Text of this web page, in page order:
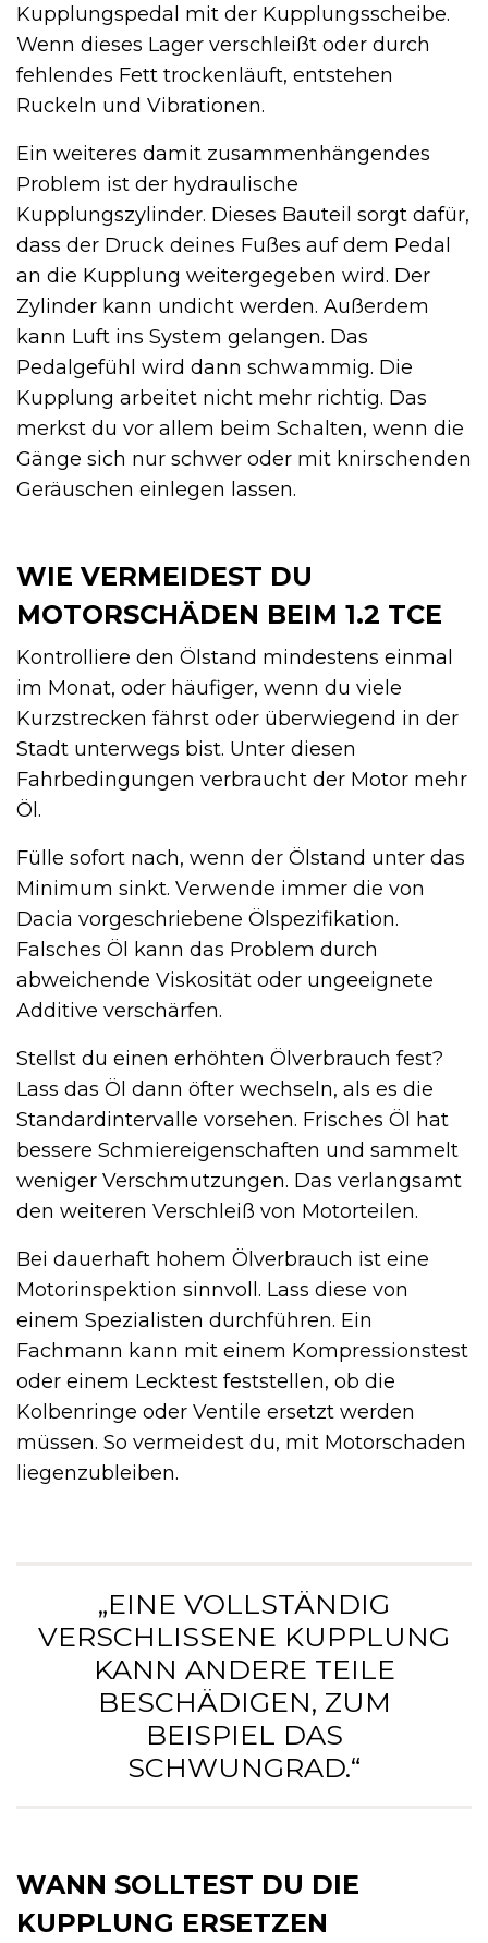
Kupplungspedal mit der Kupplungsscheibe.
Wenn dieses Lager verschleißt oder durch
fehlendes Fett trockenläuft, entstehen
Ruckeln und Vibrationen.
Ein weiteres damit zusammenhängendes
Problem ist der hydraulische
Kupplungszylinder. Dieses Bauteil sorgt dafür,
dass der Druck deines Fußes auf dem Pedal
an die Kupplung weitergegeben wird. Der
Zylinder kann undicht werden. Außerdem
kann Luft ins System gelangen. Das
Pedalgefühl wird dann schwammig. Die
Kupplung arbeitet nicht mehr richtig. Das
merkst du vor allem beim Schalten, wenn die
Gänge sich nur schwer oder mit knirschenden
Geräuschen einlegen lassen.
WIE VERMEIDEST DU
MOTORSCHÄDEN BEIM 1.2 TCE
Kontrolliere den Ölstand mindestens einmal
im Monat, oder häufiger, wenn du viele
Kurzstrecken fährst oder überwiegend in der
Stadt unterwegs bist. Unter diesen
Fahrbedingungen verbraucht der Motor mehr
Öl.
Fülle sofort nach, wenn der Ölstand unter das
Minimum sinkt. Verwende immer die von
Dacia vorgeschriebene Ölspezifikation.
Falsches Öl kann das Problem durch
abweichende Viskosität oder ungeeignete
Additive verschärfen.
Stellst du einen erhöhten Ölverbrauch fest?
Lass das Öl dann öfter wechseln, als es die
Standardintervalle vorsehen. Frisches Öl hat
bessere Schmiereigenschaften und sammelt
weniger Verschmutzungen. Das verlangsamt
den weiteren Verschleiß von Motorteilen.
Bei dauerhaft hohem Ölverbrauch ist eine
Motorinspektion sinnvoll. Lass diese von
einem Spezialisten durchführen. Ein
Fachmann kann mit einem Kompressionstest
oder einem Lecktest feststellen, ob die
Kolbenringe oder Ventile ersetzt werden
müssen. So vermeidest du, mit Motorschaden
liegenzubleiben.
„EINE VOLLSTÄNDIG
VERSCHLISSENE KUPPLUNG
KANN ANDERE TEILE
BESCHÄDIGEN, ZUM
BEISPIEL DAS
SCHWUNGRAD.“
WANN SOLLTEST DU DIE
KUPPLUNG ERSETZEN